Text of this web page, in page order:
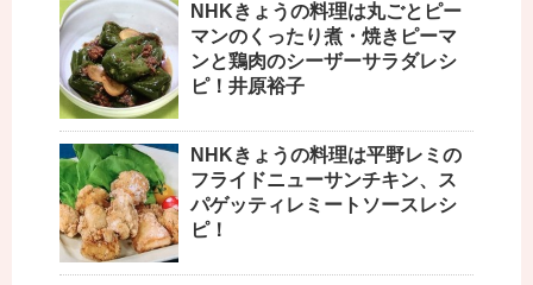
NHKきょうの料理は丸ごとピー
マンのくったり煮・焼きピーマ
ンと鶏肉のシーザーサラダレシ
ピ！井原裕子
NHKきょうの料理は平野レミの
フライドニューサンチキン、ス
パゲッティレミートソースレシ
ピ！